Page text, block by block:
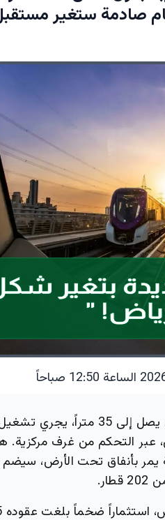
تحت أرض العاصمة السعودية، وعلى عمق
عبر التحكم من غرف مركزية.